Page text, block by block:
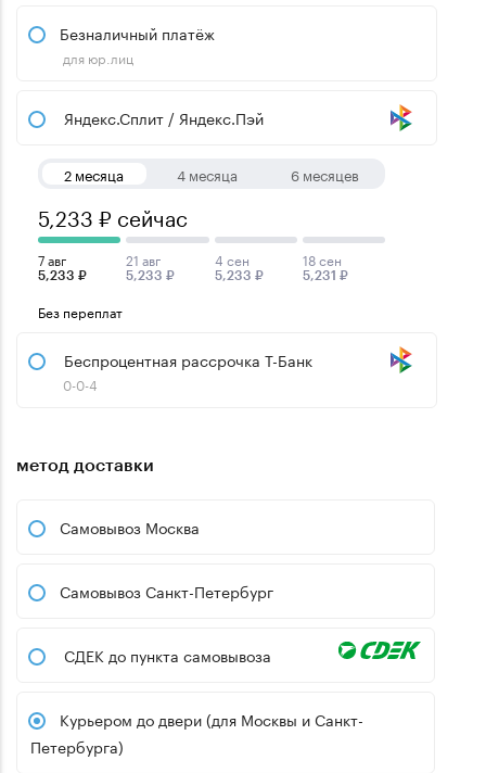
Безналичный платёж
для юр.лиц
Яндекс.Сплит / Яндекс.Пэй
2 месяца 4 месяца 6 месяцев
5,233 ₽ сейчас
7 авг
5,233 ₽
21 авг
5,233 ₽
4 сен
5,233 ₽
18 сен
5,231 ₽
Без переплат
Беспроцентная рассрочка Т-Банк
0-0-4
метод доставки
Самовывоз Москва
Самовывоз Санкт-Петербург
СДЕК до пункта самовывоза
Курьером до двери (для Москвы и Санкт-
Петербурга)